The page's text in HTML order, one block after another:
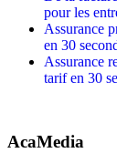
pour les
Assurance
en 30
Assurance
tarif en 30
AcaMedia